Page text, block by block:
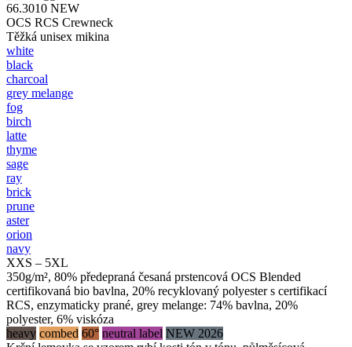
66.3010 NEW
OCS RCS Crewneck
Těžká unisex mikina
white
black
charcoal
grey melange
fog
birch
latte
thyme
sage
ray
brick
prune
aster
orion
navy
XXS – 5XL
350g/m², 80% předepraná česaná prstencová OCS Blended
certifikovaná bio bavlna, 20% recyklovaný polyester s certifikací
RCS, enzymaticky prané, grey melange: 74% bavlna, 20%
polyester, 6% viskóza
heavy combed 60° neutral label NEW 2026